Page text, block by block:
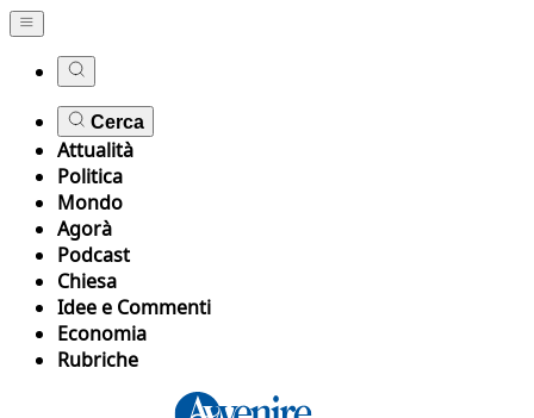
Cerca
Attualità
Politica
Mondo
Agorà
Podcast
Chiesa
Idee e Commenti
Economia
Rubriche